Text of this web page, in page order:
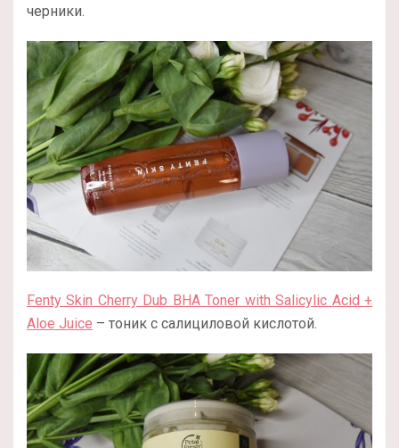
черники.
Fenty Skin Cherry Dub BHA Toner with Salicylic Acid +
Aloe Juice – тоник с салициловой кислотой.